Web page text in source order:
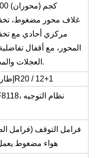
17500 كجم (محوران)
غلاف محور مضغوط،
مركزي أحادي مع
المحور، مع أقفال
العجلات والمحاور.
إطار احتياطي مقاس 12.00R20 / 12+1
فرامل التوقف (فرامل
هواء مضغوط